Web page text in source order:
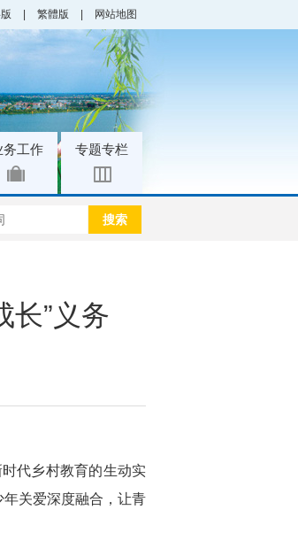
繁體版 网站地图
务工作 专题专栏
搜索
”义务
代乡村教育的生动实
年关爱深度融合，让青